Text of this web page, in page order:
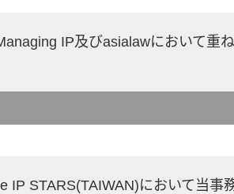
IP及びasialawにおいて重
IP STARS(TAIWAN)において当事